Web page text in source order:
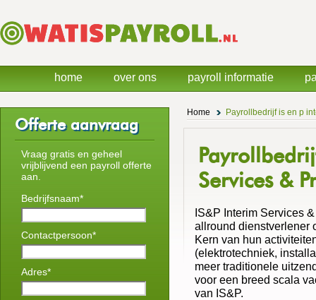
Home Payrollbedrijf is en p
Services &
IS&P Interim Services
allround dienstverlener
Kern van hun
(elektrotechniek,
meer traditionele
voor een breed scala
van IS&P.
Offerte aanvraag
Vraag gratis en geheel
vrijblijvend een payroll offerte
aan.
Bedrijfsnaam*
Contactpersoon*
Adres*
home over ons payroll informatie